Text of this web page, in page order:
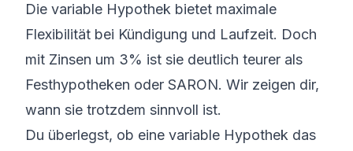
Die variable Hypothek bietet maximale
Flexibilität bei Kündigung und Laufzeit. Doch
mit Zinsen um 3% ist sie deutlich teurer als
Festhypotheken oder SARON. Wir zeigen dir,
wann sie trotzdem sinnvoll ist.
Du überlegst, ob eine variable Hypothek das